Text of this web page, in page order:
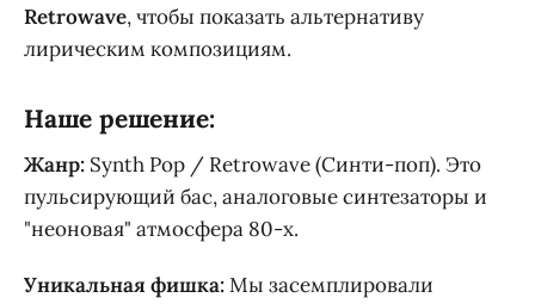
Retrowave, чтобы показать альтернативу
лирическим композициям.
Наше решение:
Жанр: Synth Pop / Retrowave (Синти-поп). Это
пульсирующий бас, аналоговые синтезаторы и
"неоновая" атмосфера 80-х.
Уникальная фишка:Мы засемплировали